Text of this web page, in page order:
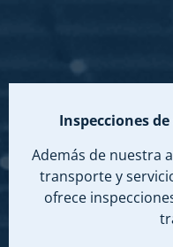
Inspecciones
Además de nuestra
transporte y
ofrece